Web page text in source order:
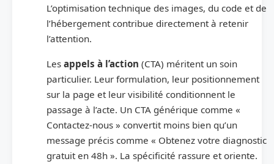
L’optimisation technique des images, du code et de
l’hébergement contribue directement à retenir
l’attention.
Les appels à l’action (CTA) méritent un soin
particulier. Leur formulation, leur positionnement
sur la page et leur visibilité conditionnent le
passage à l’acte. Un CTA générique comme «
Contactez-nous » convertit moins bien qu’un
message précis comme « Obtenez votre diagnostic
gratuit en 48h ». La spécificité rassure et oriente.